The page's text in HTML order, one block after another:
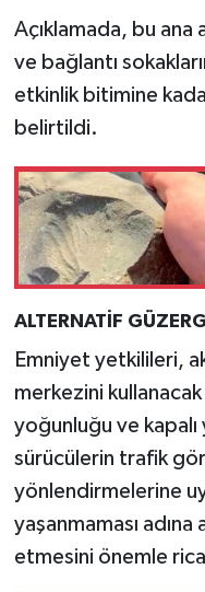
Açıklamada, bu ana
ve bağlantı
etkinlik bitimine
belirtildi.
ALTERNATİF
Emniyet yetkilileri,
merkezini
yoğunluğu ve
sürücülerin trafik
yönlendirmelerine
yaşanmaması
etmesini önemle